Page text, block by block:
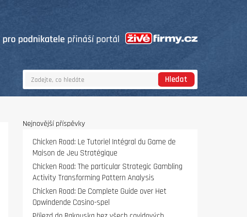
Hledat
Nejnovější příspěvky
Chicken Road: Le Tutoriel Intégral du Game de
Maison de Jeu Stratégique
Chicken Road: The particular Strategic Gambling
Activity Transforming Pattern Analysis
Chicken Road: De Complete Guide over Het
Opwindende Casino-spel